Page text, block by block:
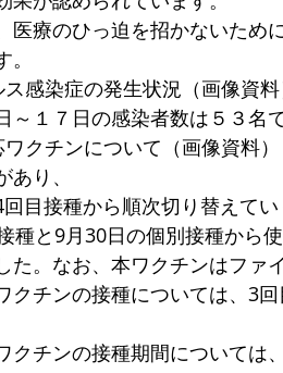
医療のひっ迫を招かないため
感染症の発生状況（画像資料
～１７日の感染者数は５３名で
クチンについて（画像資料）
り、
回目接種から順次切り替えて
種と9月30日の個別接種から
た。なお、本ワクチンはファ
クチンの接種については、3
クチンの接種期間については